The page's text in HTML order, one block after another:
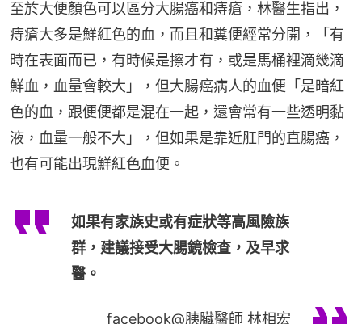
至於大便顏色可以區分大腸癌和痔瘡，林醫生指出，
痔瘡大多是鮮紅色的血，而且和糞便經常分開，「有
時在表面而已，有時候是擦才有，或是馬桶裡滴幾滴
鮮血，血量會較大」，但大腸癌病人的血便「是暗紅
色的血，跟便便都是混在一起，還會常有一些透明黏
液，血量一般不大」，但如果是靠近肛門的直腸癌，
也有可能出現鮮紅色血便。
如果有家族史或有症狀等高風險族
群，建議接受大腸鏡檢查，及早求
醫。
facebook@胰臟醫師 林相宏